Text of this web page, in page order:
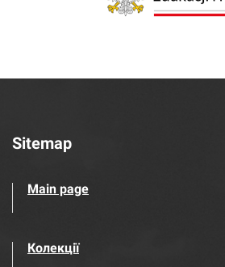
Sitemap
Main page
Колекції